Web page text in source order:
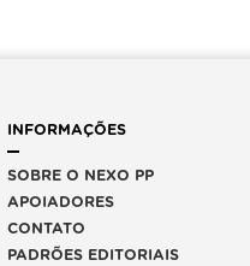
INFORMAÇÕES
SOBRE O NEXO PP
APOIADORES
CONTATO
PADRÕES EDITORIAIS